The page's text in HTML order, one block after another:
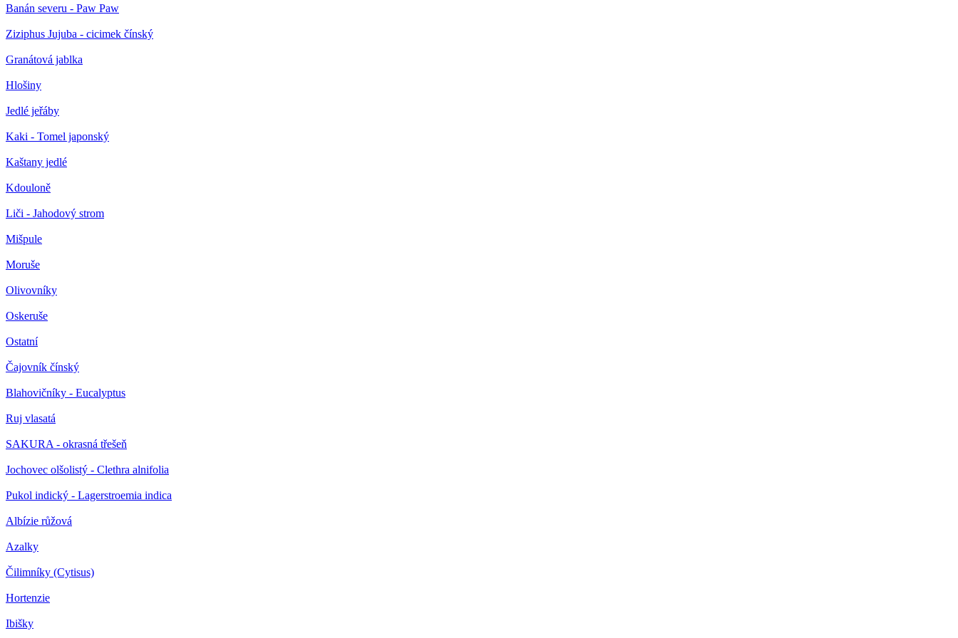
Banán severu - Paw Paw
Ziziphus Jujuba - cicimek čínský
Granátová jablka
Hlošiny
Jedlé jeřáby
Kaki - Tomel japonský
Kaštany jedlé
Kdouloně
Liči - Jahodový strom
Mišpule
Moruše
Olivovníky
Oskeruše
Ostatní
Čajovník čínský
Blahovičníky - Eucalyptus
Ruj vlasatá
SAKURA - okrasná třešeň
Jochovec olšolistý - Clethra alnifolia
Pukol indický - Lagerstroemia indica
Albízie růžová
Azalky
Čilimníky (Cytisus)
Hortenzie
Ibišky